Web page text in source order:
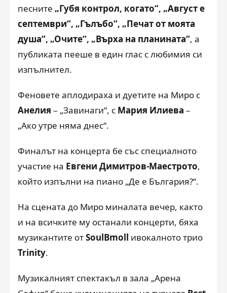
песните „Губя контрол, когато“, „Август е
септември“, „Гълъбо“, „Печат от моята
душа“, „Очите“, „Върха на планината“, а
публиката пееше в един глас с любимия си
изпълнител.
Феновете аплодираха и дуетите на Миро с
Анелия – „Завинаги“, с Мария Илиева –
„Ако утре няма днес“.
Финалът на концерта бе със специалното
участие на Евгени Димитров-Маестрото,
който изпълни на пиано „Де е България?“.
На сцената до Миро миналата вечер, както
и на всичките му останали концерти, бяха
музикантите отSoulBmoll ивокалното трио
Trinity.
Музикалният спектакъл в зала „Арена